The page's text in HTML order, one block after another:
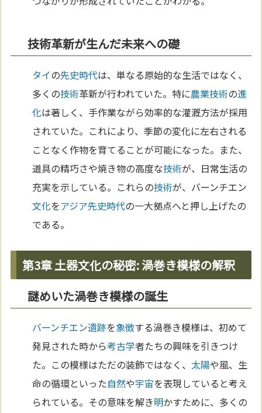
技術革新が生んだ未来への礎
タイの先史時代は、単なる原始的な生活ではなく、
多くの技術革新が行われていた。特に農業技術の進
化は著しく、手作業ながら効率的な灌漑方法が採用
されていた。これにより、季節の変化に左右される
ことなく作物を育てることが可能になった。また、
道具の精巧さや焼き物の高度な技術が、日常生活の
充実を示している。これらの技術が、バーンチエン
文化をアジア先史時代の一大拠点へと押し上げたの
である。
第3章 土器文化の秘密: 渦巻き模様の解釈
謎めいた渦巻き模様の誕生
バーンチエン遺跡を象徴する渦巻き模様は、初めて
発見された時から考古学者たちの興味を引きつけ
た。この模様はただの装飾ではなく、 太陽や風、生
命の循環といった自然や宇宙を表現していると考え
られている。その意味を解き明かすために、多くの